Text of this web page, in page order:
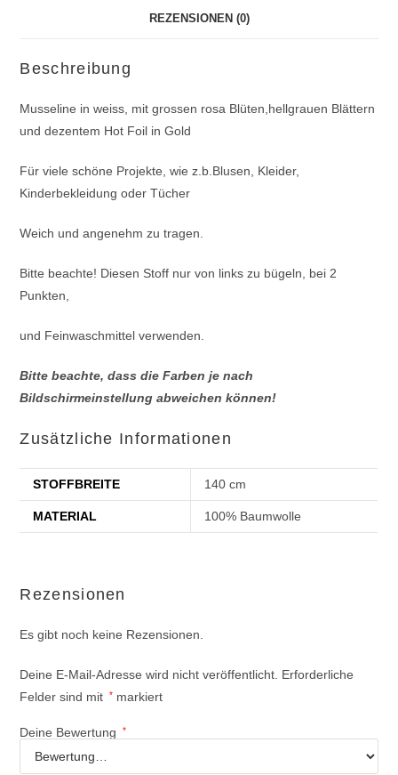
REZENSIONEN (0)
Beschreibung
Musseline in weiss, mit grossen rosa Blüten,hellgrauen Blättern
und dezentem Hot Foil in Gold
Für viele schöne Projekte, wie z.b.Blusen, Kleider,
Kinderbekleidung oder Tücher
Weich und angenehm zu tragen.
Bitte beachte! Diesen Stoff nur von links zu bügeln, bei 2
Punkten,
und Feinwaschmittel verwenden.
Bitte beachte, dass die Farben je nach
Bildschirmeinstellung abweichen können!
Zusätzliche Informationen
STOFFBREITE 140 cm
MATERIAL 100% Baumwolle
Rezensionen
Es gibt noch keine Rezensionen.
Deine E-Mail-Adresse wird nicht veröffentlicht. Erforderliche
Felder sind mit
* markiert
Deine Bewertung *